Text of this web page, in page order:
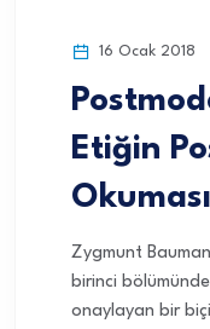
16 Ocak 2018
Etiğin
Zygmunt
birinci
onaylayan bir